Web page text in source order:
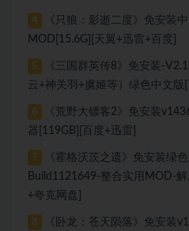
4
《只狼：影逝二度》免安装
MOD[15.6G][天翼+迅雷+百度]
5
《三国群英传8》免安装-
云+神关羽+虞姬等）绿色中文版
6
《荒野大镖客2》免安装
器[119GB][百度+迅雷]
7
《霍格沃茨之遗》免安装绿
Build1121649-整合实用MOD-
+夸克网盘]
8
《卧龙：苍天陨落》免安装